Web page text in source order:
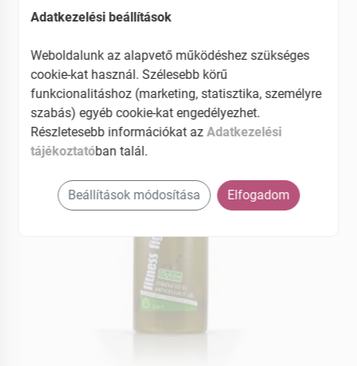
cellulit és a zsírlerakódás látható jeleit
alkalmazható
EAN: 5997742300749
Adatkezelési beállítások
Weboldalunk az alapvető működéshez szükséges
cookie-kat használ. Szélesebb körű
funkcionalitáshoz (marketing, statisztika, személyre
szabás) egyéb cookie-kat engedélyezhet.
Részletesebb információkat az Adatkezelési
tájékoztatóban talál.
Beállítások módosítása Elfogadom